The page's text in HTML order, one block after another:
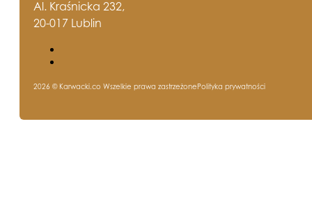
Al. Kraśnicka 232,
20-017 Lublin
2026 © Karwacki.co Wszelkie prawa zastrzeżonePolityka prywatności